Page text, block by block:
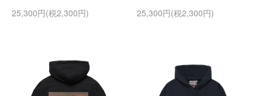
25,300円(税2,300円)
25,300円(税2,300円)